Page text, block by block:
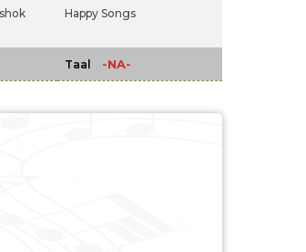
Happy Songs
Taal -NA-